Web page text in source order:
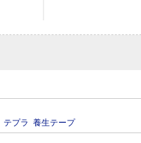
テプラ 養生テープ